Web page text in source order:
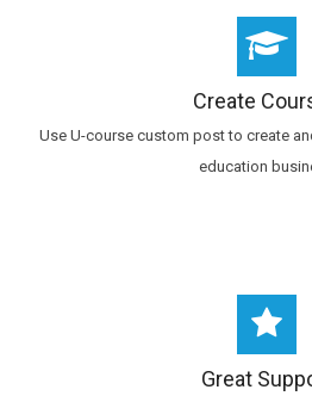
Create
Use U-course custom post to create
education
Great